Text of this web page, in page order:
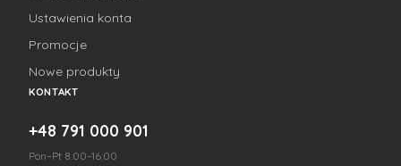
Ustawienia konta
Promocje
Nowe produkty
KONTAKT
+48 791 000 901
Pon–Pt 8:00–16:00